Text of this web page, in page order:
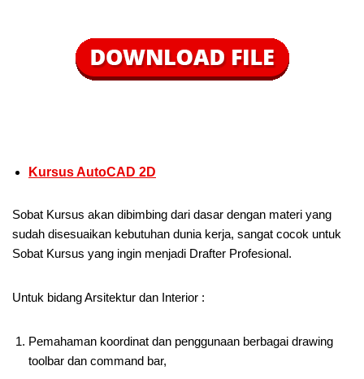
Kursus AutoCAD 2D
Sobat Kursus akan dibimbing dari dasar dengan materi yang
sudah disesuaikan kebutuhan dunia kerja, sangat cocok untuk
Sobat Kursus yang ingin menjadi Drafter Profesional.
Untuk bidang Arsitektur dan Interior :
Pemahaman koordinat dan penggunaan berbagai drawing
toolbar dan command bar,